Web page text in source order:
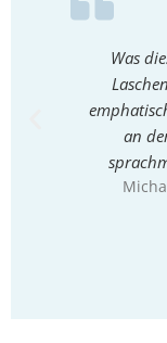
Was
an